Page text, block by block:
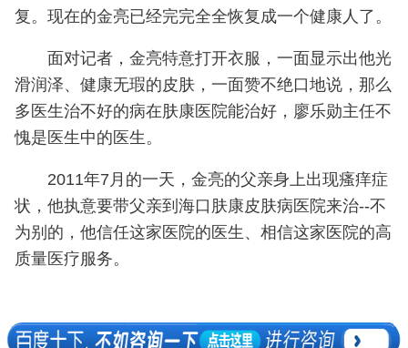
复。现在的金亮已经完完全全恢复成一个健康人了。
面对记者，金亮特意打开衣服，一面显示出他光
滑润泽、健康无瑕的皮肤，一面赞不绝口地说，那么
多医生治不好的病在肤康医院能治好，廖乐勋主任不
愧是医生中的医生。
2011年7月的一天，金亮的父亲身上出现瘙痒症
状，他执意要带父亲到海口肤康皮肤病医院来治--不
为别的，他信任这家医院的医生、相信这家医院的高
质量医疗服务。